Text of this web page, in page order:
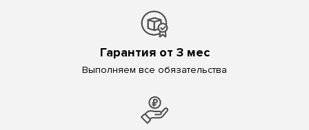
Гарантия от 3 мес
Выполняем все обязательства